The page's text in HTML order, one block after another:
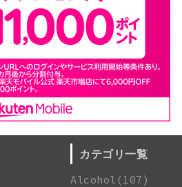
カテゴリ一覧
Alcohol(107)